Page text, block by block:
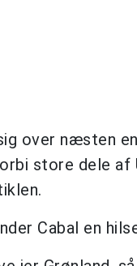
over næsten
store dele af
Cabal en